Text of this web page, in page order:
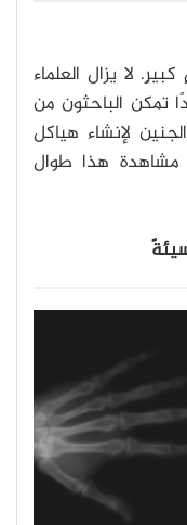
لا يزال العلماء
تمكن الباحثون من
لإنشاء هياكل
مشاهدة هذا طوال